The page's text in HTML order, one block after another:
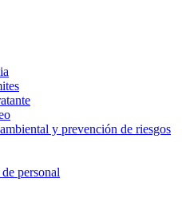
y prevención de riesgos
personal